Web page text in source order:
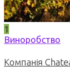
1
Виноробство
Компанія